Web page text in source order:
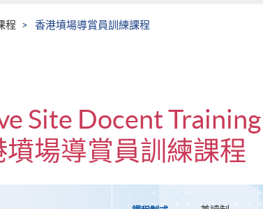
程 香港墳場導賞員訓練課程
Site Docent Training
墳場導賞員訓練課程